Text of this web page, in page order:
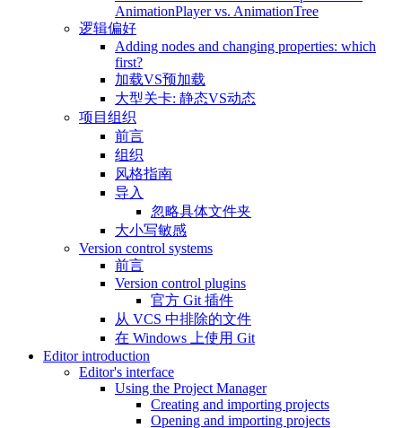
AnimationPlayer vs. AnimationTree
逻辑偏好
Adding nodes and changing properties: which
first?
加载VS预加载
大型关卡: 静态VS动态
项目组织
前言
组织
风格指南
导入
忽略具体文件夹
大小写敏感
Version control systems
前言
Version control plugins
官方 Git 插件
从 VCS 中排除的文件
在 Windows 上使用 Git
Editor introduction
Editor's interface
Using the Project Manager
Creating and importing projects
Opening and importing projects